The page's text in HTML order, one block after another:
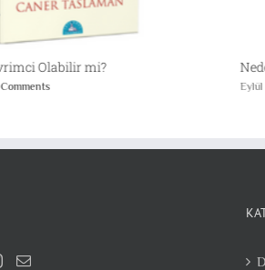
Olabilir mi?